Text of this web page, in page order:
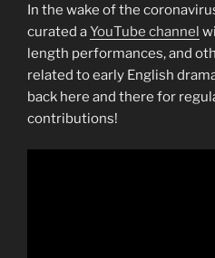
In the wake of the
curated aYouTube channel
length performances, and
related to early English
back here and there for
contributions!